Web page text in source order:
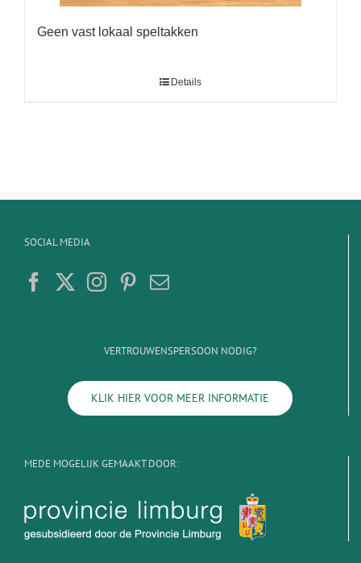
Geen vast lokaal speltakken
Details
SOCIAL MEDIA
VERTROUWENSPERSOON NODIG?
KLIK HIER VOOR MEER INFORMATIE
MEDE MOGELIJK GEMAAKT DOOR: